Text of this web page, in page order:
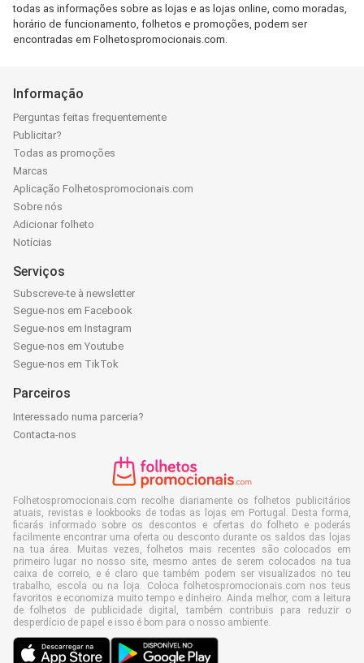
todas as informações sobre as lojas e as lojas online, como moradas,
horário de funcionamento, folhetos e promoções, podem ser
encontradas em Folhetospromocionais.com.
Informação
Perguntas feitas frequentemente
Publicitar?
Todas as promoções
Marcas
Aplicação Folhetospromocionais.com
Sobre nós
Adicionar folheto
Notícias
Serviços
Subscreve-te à newsletter
Segue-nos em Facebook
Segue-nos em Instagram
Segue-nos em Youtube
Segue-nos em TikTok
Parceiros
Interessado numa parceria?
Contacta-nos
Folhetospromocionais.com recolhe diariamente os folhetos publicitários
atuais, revistas e lookbooks de todas as lojas em Portugal. Desta forma,
ficarás informado sobre os descontos e ofertas do folheto e poderás
facilmente encontrar uma oferta ou desconto durante os saldos das lojas
na tua área. Muitas vezes, folhetos mais recentes são colocados em
primeiro lugar no nosso site, mesmo antes de serem colocados na tua
caixa de correio, e é claro que também podem ser visualizados no teu
trabalho, escola ou na loja. Coloca folhetospromocionais.com nos teus
favoritos e economiza muito tempo e dinheiro. Ainda melhor, com a leitura
de folhetos de publicidade digital, também contribuis para reduzir o
desperdício de papel e isso é bom para o nosso ambiente.